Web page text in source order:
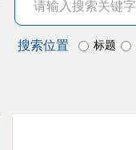
搜索位置 标题